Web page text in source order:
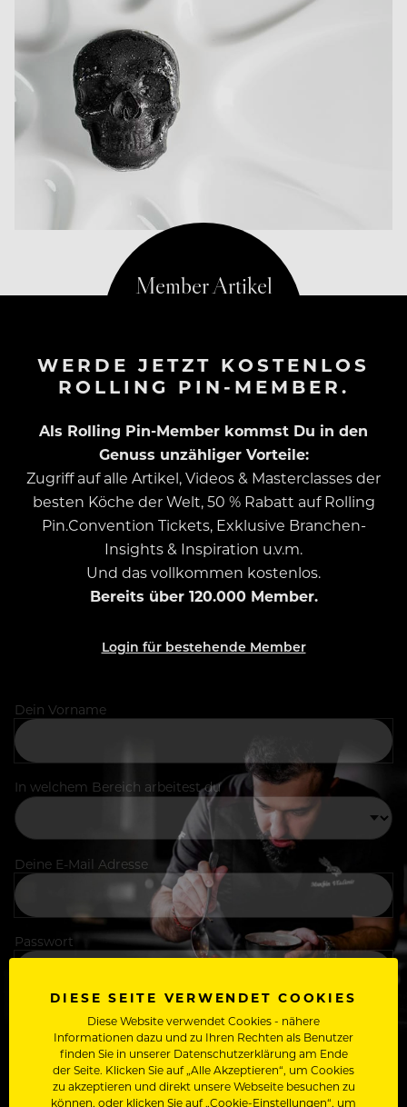
WERDE JETZT KOSTENLOS
ROLLING PIN-MEMBER.
Als Rolling Pin-Member kommst Du in den
Genuss unzähliger Vorteile:
Zugriff auf alle Artikel, Videos & Masterclasses der
besten Köche der Welt, 50 % Rabatt auf Rolling
Pin.Convention Tickets, Exklusive Branchen-
Insights & Inspiration u.v.m.
Und das vollkommen kostenlos.
Bereits über 120.000 Member.
Login für bestehende Member
Dein Vorname
In welchem Bereich arbeitest du
Deine E-Mail Adresse
Passwort
Ich stimme denNutzungsbedingungenund
Datenschutzbestimmungenzu.
DIESE SEITE VERWENDET COOKIES
Diese Website verwendet Cookies - nähere
Informationen dazu und zu Ihren Rechten als Benutzer
finden Sie in unserer Datenschutzerklärung am Ende
der Seite. Klicken Sie auf „Alle Akzeptieren“, um Cookies
zu akzeptieren und direkt unsere Webseite besuchen zu
können, oder klicken Sie auf „Cookie-Einstellungen“, um